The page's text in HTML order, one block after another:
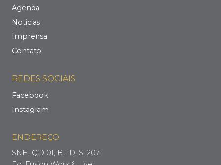
Agenda
Noticias
Imprensa
Contato
REDES SOCIAIS
Facebook
Instagram
ENDEREÇO
SNH, QD 01, BL D, Sl 207.